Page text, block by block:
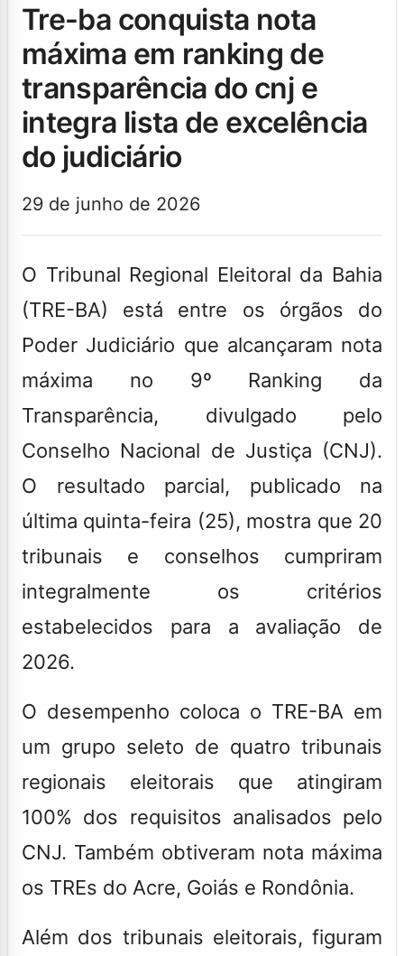
tre-ba conquista nota
máxima em ranking de
transparência do cnj e
integra lista de excelência
do judiciário
29 de junho de 2026
O Tribunal Regional Eleitoral da Bahia
(TRE-BA) está entre os órgãos do
Poder Judiciário que alcançaram nota
máxima no 9º Ranking da
Transparência, divulgado pelo
Conselho Nacional de Justiça (CNJ).
O resultado parcial, publicado na
última quinta-feira (25), mostra que 20
tribunais e conselhos cumpriram
integralmente os critérios
estabelecidos para a avaliação de
2026.
O desempenho coloca o TRE-BA em
um grupo seleto de quatro tribunais
regionais eleitorais que atingiram
100% dos requisitos analisados pelo
CNJ. Também obtiveram nota máxima
os TREs do Acre, Goiás e Rondônia.
Além dos tribunais eleitorais, figuram